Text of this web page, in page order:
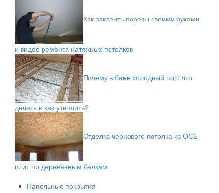
Как заклеить порезы своими руками
и видео ремонта натяжных потолков
Почему в бане холодный пол: что
делать и как утеплить?
Отделка чернового потолка из ОСБ
плит по деревянным балкам
Напольные покрытия